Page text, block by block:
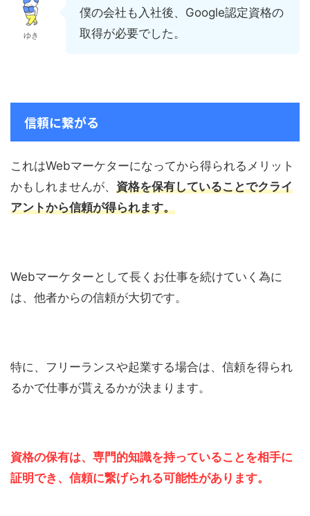
ゆき
僕の会社も入社後、Google認定資格の
取得が必要でした。
信頼に繋がる
これはWebマーケターになってから得られるメリット
かもしれませんが、 資格を保有していることでクライ
アントから信頼が得られます。
Webマーケターとして長くお仕事を続けていく為に
は、他者からの信頼が大切です。
特に、フリーランスや起業する場合は、信頼を得られ
るかで仕事が貰えるかが決まります。
資格の保有は、専門的知識を持っていることを相手に
証明でき、信頼に繋げられる可能性があります。